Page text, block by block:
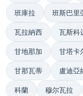
班庫拉 班斯巴里
瓦拉納西 瓦斯科
甘地那加 甘塔卡
甘那瓦蒂 盧迪亞
科蘭 穆尔瓦拉